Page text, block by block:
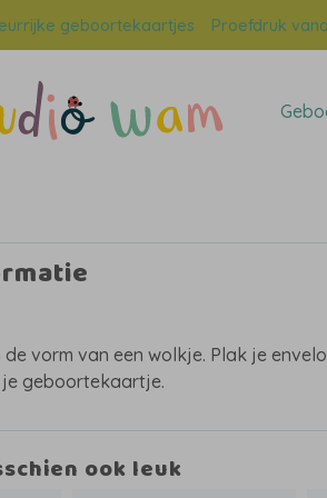
geboortekaartjes Proefdruk
de vorm van een wolkje. Plak je
geboortekaartje.
ook leuk